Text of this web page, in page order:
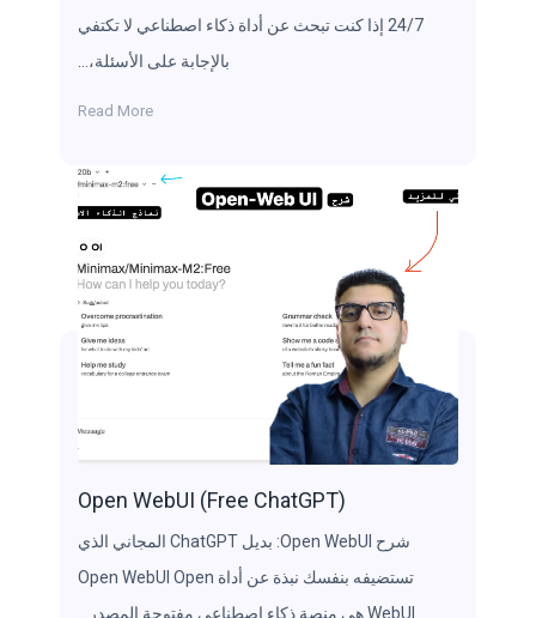
24/7 إذا كنت تبحث عن أداة ذكاء اصطناعي لا تكتفي
بالإجابة على الأسئلة،…
Read More
Open WebUI (Free ChatGPT)
شرح Open WebUI: بديل ChatGPT المجاني الذي
تستضيفه بنفسك نبذة عن أداة Open WebUI Open